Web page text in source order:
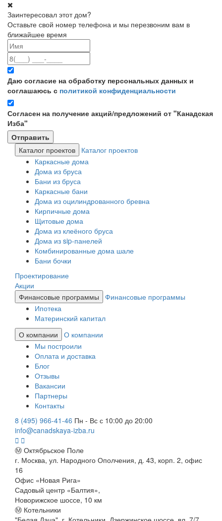
Заинтересовал этот дом?
Оставьте свой номер телефона и мы перезвоним вам в
ближайшее время
Даю согласие на обработку персональных данных и
соглашаюсь с политикой конфиденциальности
Согласен на получение акций/предложений от "Канадская
Изба"
Каталог проектов
Каталог проектов
Каркасные дома
Дома из бруса
Бани из бруса
Каркасные бани
Дома из оцилиндрованного бревна
Кирпичные дома
Щитовые дома
Дома из клеёного бруса
Дома из sip-панелей
Комбинированные дома шале
Бани бочки
Проектирование
Акции
Финансовые программы
Финансовые программы
Ипотека
Материнский капитал
О компании
О компании
Мы построили
Оплата и доставка
Блог
Отзывы
Вакансии
Партнеры
Контакты
8 (495) 966-41-46 Пн - Вс с 10:00 до 20:00
info@canadskaya-izba.ru
Ⓜ Октябрьское Поле
г. Москва, ул. Народного Ополчения, д. 43, корп. 2, офис
16
Офис «Новая Рига»
Садовый центр «Балтия»,
Новорижское шоссе, 10 км
Ⓜ Котельники